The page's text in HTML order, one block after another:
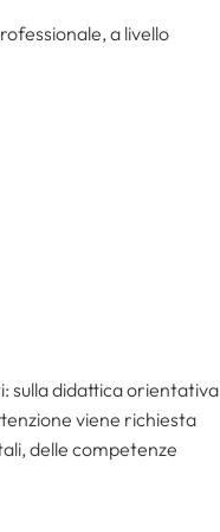
a livello
sulla didattica orientativa
viene richiesta
delle competenze